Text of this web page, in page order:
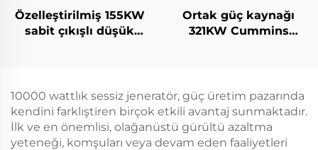
Özelleştirilmiş 155KW
sabit çıkışlı düşük
Ortak güç kaynağı
321KW Cummins
10000 wattlık sessiz jeneratör, güç üretim pazarında
kendini farklıştiren birçok etkili avantaj sunmaktadır.
İlk ve en önemlisi, olağanüstü gürültü azaltma
yeteneği, komşuları veya devam eden faaliyetleri